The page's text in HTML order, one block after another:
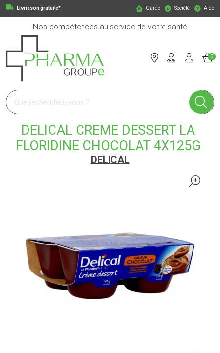
Livriason gratuite* Garde Société Aide
Nos compétences au service de votre santé
Pharmagroupe Votre pharmacie en ligne à votre service
0
DELICAL CREME DESSERT LA
FLORIDINE CHOCOLAT 4X125G
DELICAL